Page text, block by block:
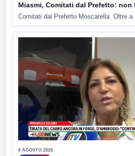
Miasmi, Comitati dal Prefetto:
Comitati dal Prefetto Moscarella. Oltre a
6 AGOSTO 2026